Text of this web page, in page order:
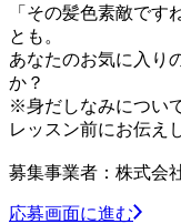
「その髪色素敵です
とも。
あなたのお気に入り
か？
※身だしなみについ
レッスン前にお伝え
募集事業者：株式会
応募画面に進む